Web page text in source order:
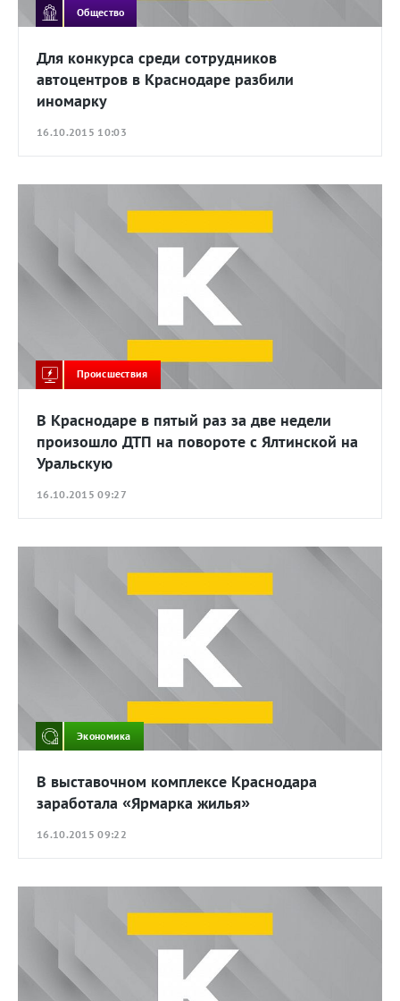
Общество
Для конкурса среди сотрудников
автоцентров в Краснодаре разбили
иномарку
16.10.2015 10:03
Происшествия
В Краснодаре в пятый раз за две недели
произошло ДТП на повороте с Ялтинской на
Уральскую
16.10.2015 09:27
Экономика
В выставочном комплексе Краснодара
заработала «Ярмарка жилья»
16.10.2015 09:22